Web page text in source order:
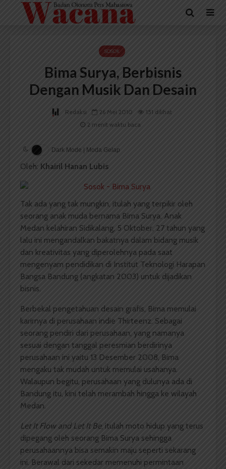
SOSOK
Bima Surya, Berbisnis
Dengan Musik Dan Desain
Redaksi 26 Mei 2010
151 dilihat
2 menit waktu baca
Dark Mode | Moda Gelap
Oleh: Khairil Hanan Lubis
Tak ada yang tak mungkin, itulah yang terpikir oleh
seorang anak muda bernama Bima Surya. Anak
Medan kelahiran Sidikalang, 5 Oktober, 27 tahun yang
lalu ini mengandalkan bakatnya dalam bidang musik
dan kreativitas yang diperolehnya pada saat
mengenyam pendidikan di Institut Teknologi Harapan
Bangsa Bandung (angkatan 2003) untuk dijadikan
bisnis.
Berbekal pengetahuan desain grafis, Bima memulai
karirnya di perusahaan indie Thirteenz. Sebagai
seorang pendiri dari perusahaan, yang namanya
sesuai dengan tanggal peresmian berdirinya
perusahaan ini yaitu 13 Desember 2008, Bima
mengaku tak mudah untuk memulai usahanya.
Walaupun begitu, perusahaan yang dulunya ada di
Bandung itu, kini telah merambah hingga ke wilayah
Medan.
Let It Flow and Let It Be, itulah moto hidup yang terus
dipegang oleh seorang Bima Surya sehingga
perusahaannya bisa semakin maju seperti sekarang
ini. Berawal dari sekedar memenuhi permintaan